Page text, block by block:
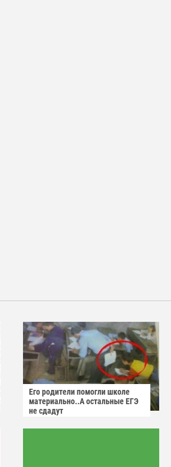
Его родители помогли школе
материально..А остальные ЕГЭ
не сдадут